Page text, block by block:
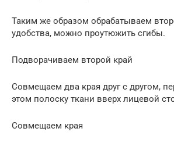
Таким же образом обрабатываем
удобства, можно проутюжить сгибы.
Подворачиваем второй край
Совмещаем два края друг с другом,
этом полоску ткани вверх лицевой
Совмещаем края